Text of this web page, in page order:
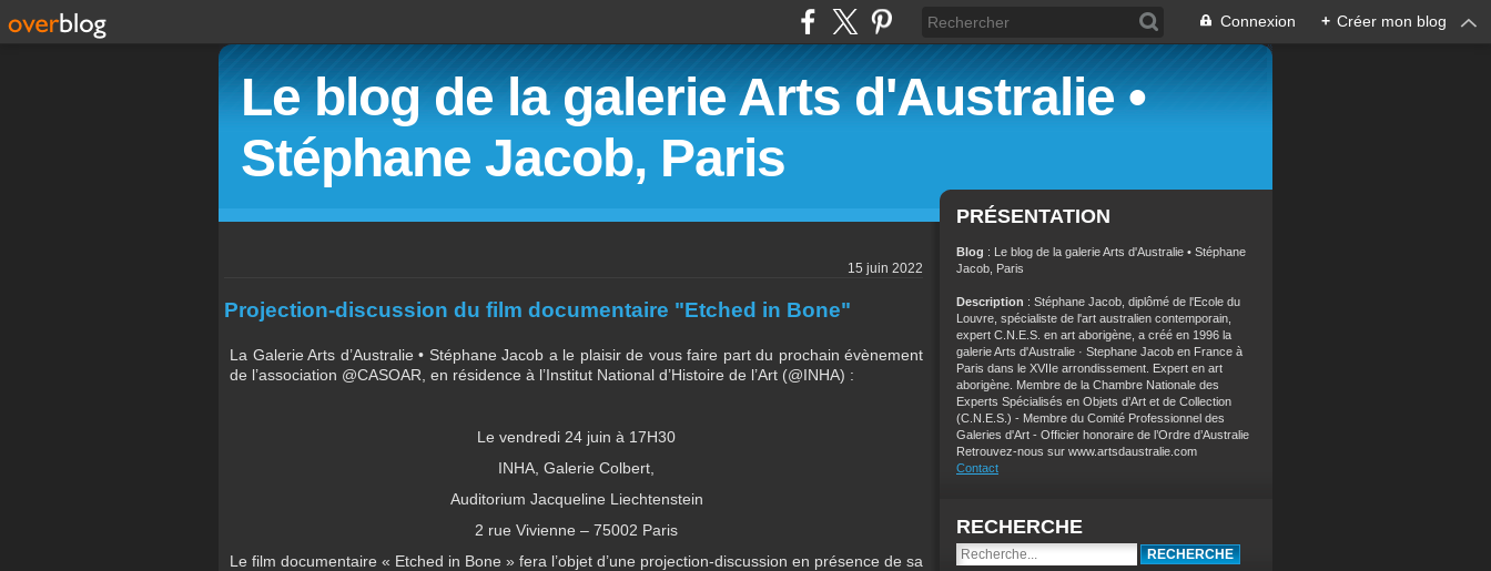
Connexion + Créer mon blog
Le blog de la galerie Arts d'Australie •
Stéphane Jacob, Paris
15 juin 2022
Projection-discussion du film documentaire "Etched in Bone"
La Galerie Arts d’Australie • Stéphane Jacob a le plaisir de vous faire part du prochain évènement
de l’association @CASOAR, en résidence à l’Institut National d’Histoire de l’Art (@INHA) :
Le vendredi 24 juin à 17H30
INHA, Galerie Colbert,
Auditorium Jacqueline Liechtenstein
2 rue Vivienne – 75002 Paris
Le film documentaire « Etched in Bone » fera l’objet d’une projection-discussion en présence de sa
PRÉSENTATION
Blog : Le blog de la galerie Arts d'Australie • Stéphane
Jacob, Paris
Description : Stéphane Jacob, diplômé de l'Ecole du
Louvre, spécialiste de l'art australien contemporain,
expert C.N.E.S. en art aborigène, a créé en 1996 la
galerie Arts d'Australie · Stephane Jacob en France à
Paris dans le XVIIe arrondissement. Expert en art
aborigène. Membre de la Chambre Nationale des
Experts Spécialisés en Objets d’Art et de Collection
(C.N.E.S.) - Membre du Comité Professionnel des
Galeries d'Art - Officier honoraire de l’Ordre d’Australie
Retrouvez-nous sur www.artsdaustralie.com
Contact
RECHERCHE